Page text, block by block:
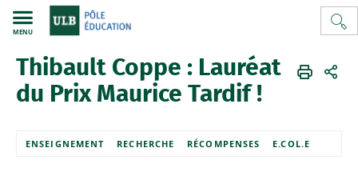
MENU
Pôle education FR
Thibault Coppe : Lauréat
du Prix Maurice Tardif !
ENSEIGNEMENT RECHERCHE RÉCOMPENSES E.COL.E